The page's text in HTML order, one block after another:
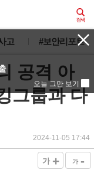
고 #보안리포트
공격 아
그룹과 다
2024-11-05 17:44
가 + 가 -
오늘 그만 보기